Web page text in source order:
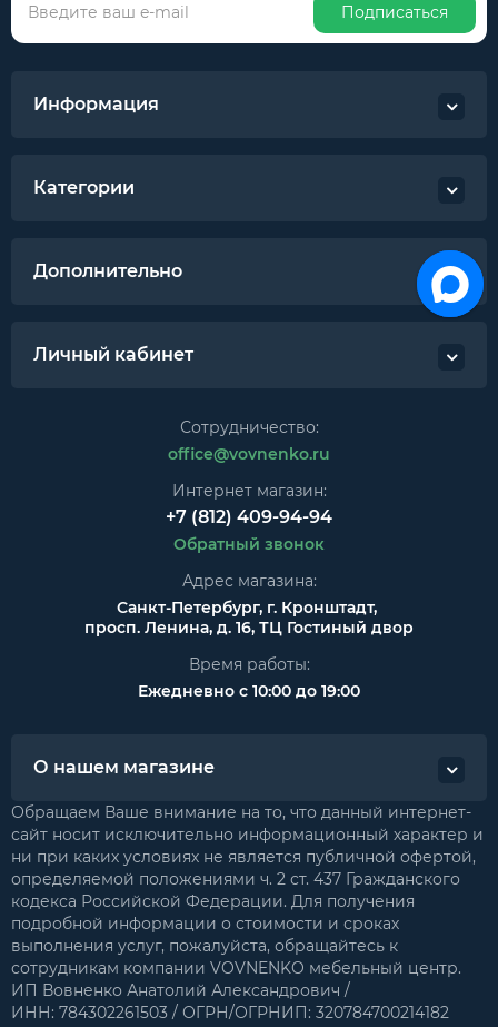
Подписаться
Информация
Категории
Дополнительно
Личный кабинет
Сотрудничество:
office@vovnenko.ru
Интернет магазин:
+7 (812) 409-94-94
Обратный звонок
Адрес магазина:
Санкт-Петербург, г. Кронштадт,
просп. Ленина, д. 16, ТЦ Гостиный двор
Время работы:
Ежедневно с 10:00 до 19:00
О нашем магазине
Обращаем Ваше внимание на то, что данный интернет-
сайт носит исключительно информационный характер и
ни при каких условиях не является публичной офертой,
определяемой положениями ч. 2 ст. 437 Гражданского
кодекса Российской Федерации. Для получения
подробной информации о стоимости и сроках
выполнения услуг, пожалуйста, обращайтесь к
сотрудникам компании VOVNENKO мебельный центр.
ИП Вовненко Анатолий Александрович /
ИНН: 784302261503 / ОГРН/ОГРНИП: 320784700214182